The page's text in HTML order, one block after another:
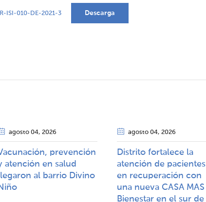
ISI-010-DE-2021-3 Descarga
agosto 04, 2026
prevención
atención en salud
al barrio Divino
agosto 04, 2026
Distrito fortalece la
atención de pacientes
en recuperación con
una nueva CASA MAS
Bienestar en el sur de